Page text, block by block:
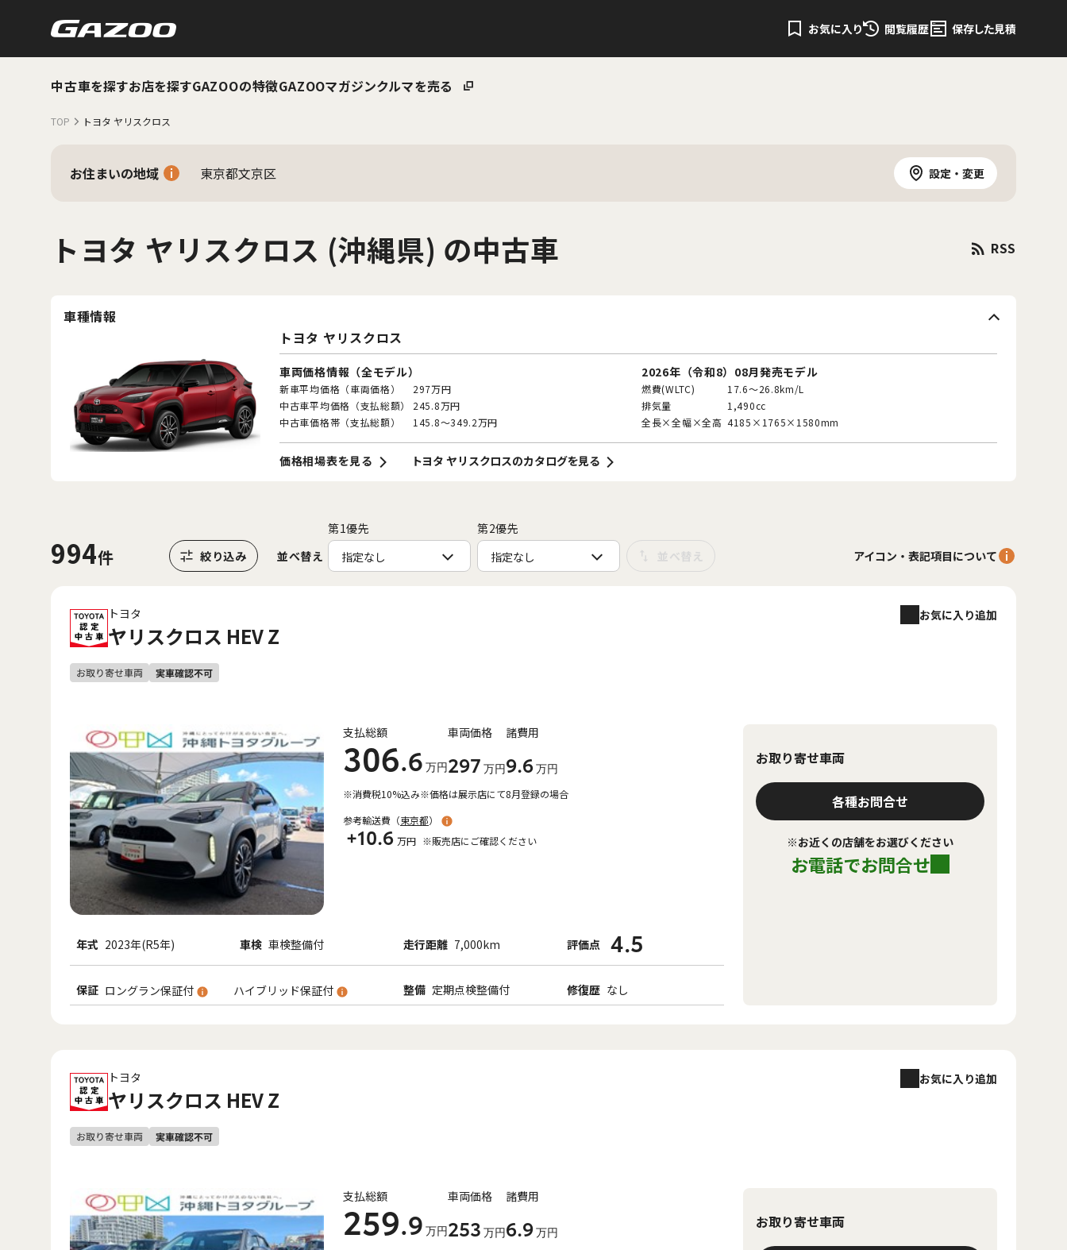
お気に入り 閲覧履歴 保存した見積
中古車を探すお店を探すGAZOOの特徴GAZOOマガジンクルマを売る
TOP トヨタ ヤリスクロス
お住まいの地域 東京都文京区 設定・変更
トヨタ ヤリスクロス (沖縄県) の中古車 RSS
車種情報
トヨタ ヤリスクロス
車両価格情報（全モデル）
新車平均価格（車両価格）
297万円
中古車平均価格（支払総額）
245.8万円
中古車価格帯（支払総額）
145.8～349.2万円
2026年（令和8）08月発売モデル
燃費(WLTC)
17.6〜26.8km/L
排気量
1,490cc
全長×全幅×全高​ 4185×1765×1580mm
価格相場表を見る トヨタ ヤリスクロスのカタログを見る
994 並べ替え
第1優先
指定なし
第2優先
指定なし
アイコン・表記項目について
トヨタ
ヤリスクロス HEV Z
お気に入り追加
支払総額
306.6 万円
車両価格
297 万円
諸費用
9.6万円
※消費税10%込み※価格は展示店にて8月登録の場合
参考輸送費（東京都）
+10.6 万円 ※販売店にご確認ください
年式 2023年(R5年) 車検 車検整備付 走行距離 7,000km 評価点 4.5
保証 ロングラン保証付 ハイブリッド保証付 整備 定期点検整備付 修復歴 なし
お取り寄せ車両
各種お問合せ
※お近くの店舗をお選びください
お電話でお問合せ
トヨタ
ヤリスクロス HEV Z
お気に入り追加
支払総額
259.9 万円
車両価格
253 万円
諸費用
6.9万円
お取り寄せ車両